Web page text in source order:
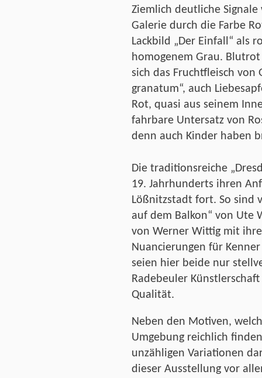
Ziemlich deutliche
Galerie durch die Farbe
Lackbild „Der Einfall“ als
homogenem Grau.
sich das Fruchtfleisch von
granatum“, auch
Rot, quasi aus seinem
fahrbare Untersatz von
denn auch Kinder haben
Die traditionsreiche
19. Jahrhunderts ihren
Lößnitzstadt fort. So sind
auf dem Balkon“ von Ute
von Werner Wittig mit
Nuancierungen für
seien hier beide nur
Radebeuler
Qualität.
Neben den Motiven,
Umgebung reichlich
unzähligen Variationen
dieser Ausstellung vor